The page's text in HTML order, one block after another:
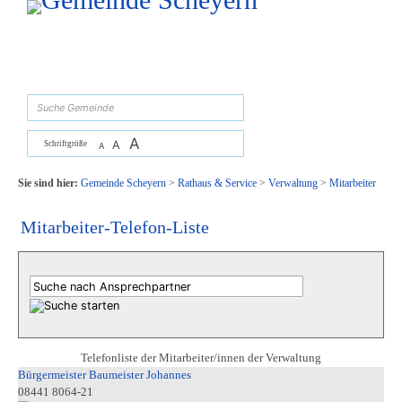
Zum Inhalt, zur Navigationoder zur Startseite springen.
Schriftgröße A A A
Sie sind hier: Gemeinde Scheyern> Rathaus & Service> Verwaltung> Mitarbeiter
Mitarbeiter-Telefon-Liste
Telefonliste der Mitarbeiter/innen der Verwaltung
Bürgermeister Baumeister Johannes
08441 8064-21